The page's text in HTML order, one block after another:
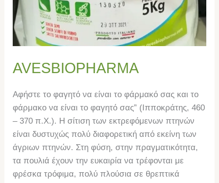
AVESBIOPHARMA
Αφήστε το φαγητό να είναι το φάρμακό σας και το
φάρμακο να είναι το φαγητό σας” (Ιπποκράτης, 460
– 370 π.Χ.). Η σίτιση των εκτρεφόμενων πτηνών
είναι δυστυχώς πολύ διαφορετική από εκείνη των
άγριων πτηνών. Στη φύση, στην πραγματικότητα,
τα πουλιά έχουν την ευκαιρία να τρέφονται με
φρέσκα τρόφιμα, πολύ πλούσια σε θρεπτικά